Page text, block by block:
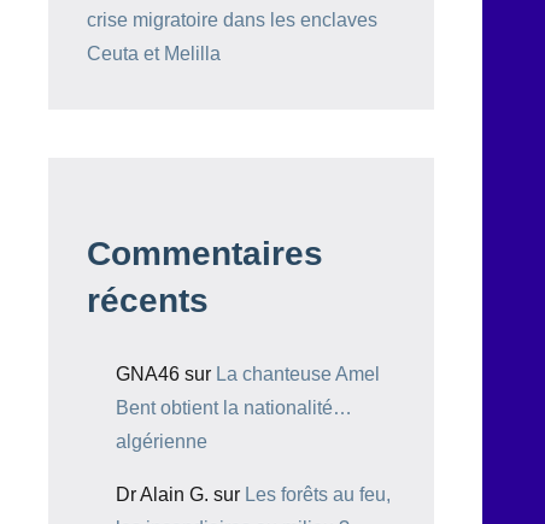
crise migratoire dans les enclaves
Ceuta et Melilla
Commentaires
récents
GNA46 sur La chanteuse Amel
Bent obtient la nationalité…
algérienne
Dr Alain G. sur Les forêts au feu,